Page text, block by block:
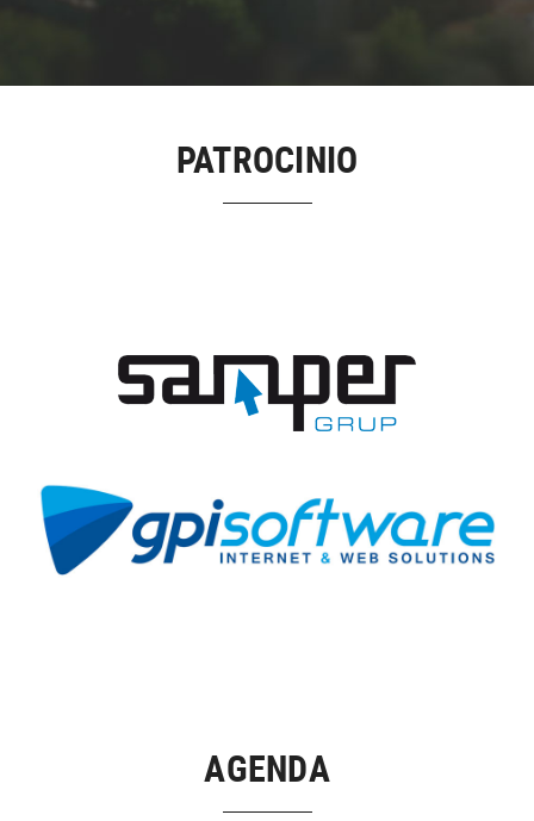
PATROCINIO
AGENDA